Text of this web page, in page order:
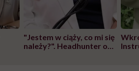
"Jestem w ciąży, co mi się
należy?". Headhunter o